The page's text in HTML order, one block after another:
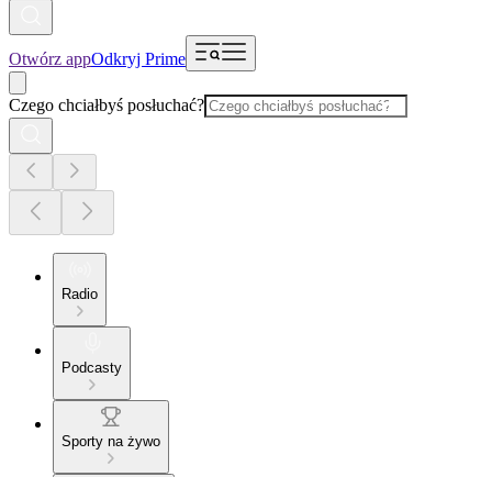
Otwórz appOdkryj Prime
Czego chciałbyś posłuchać?
Radio
Podcasty
Sporty na żywo